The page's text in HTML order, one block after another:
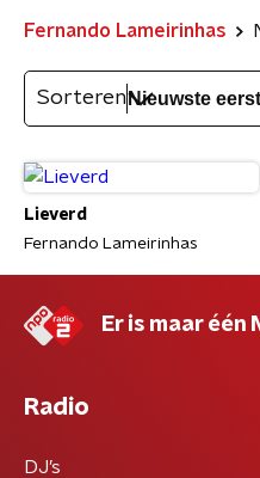
Fernando Lameirinhas
Sorteren
Lieverd
Fernando Lameirinhas
Er is maar één
Radio
DJ’s